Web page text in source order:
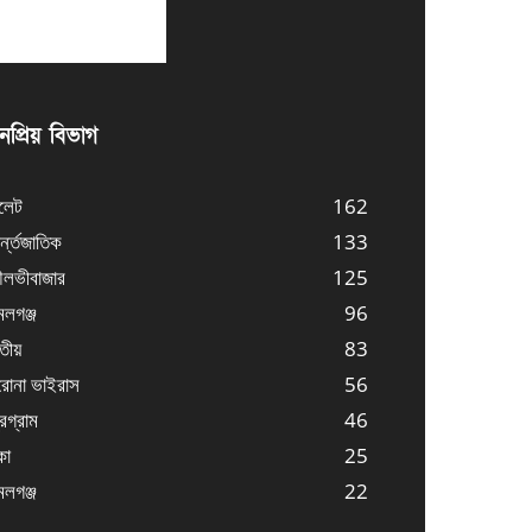
বিভাগ
162
133
125
96
83
ভাইরাস
56
46
25
22